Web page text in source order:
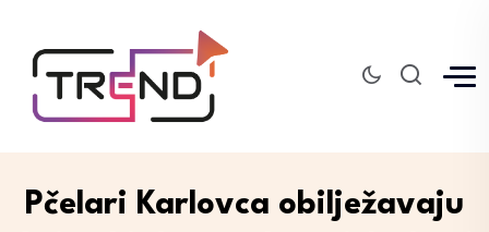
Pčelari Karlovca obilježavaju